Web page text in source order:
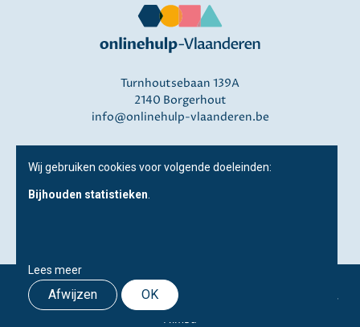
Turnhoutsebaan 139A
2140 Borgerhout
info@onlinehulp-vlaanderen.be
© Copyright 2026 | Onlinehulp-Vlaanderen • Alle rechten
voorbehouden •
Webdesign door Zenjoy in Leuven
Powered by
Nimbu
Wij gebruiken cookies voor volgende doeleinden:
Bijhouden statistieken
Lees meer
Afwijzen OK